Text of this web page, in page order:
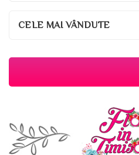
CELE MAI VÂNDUTE